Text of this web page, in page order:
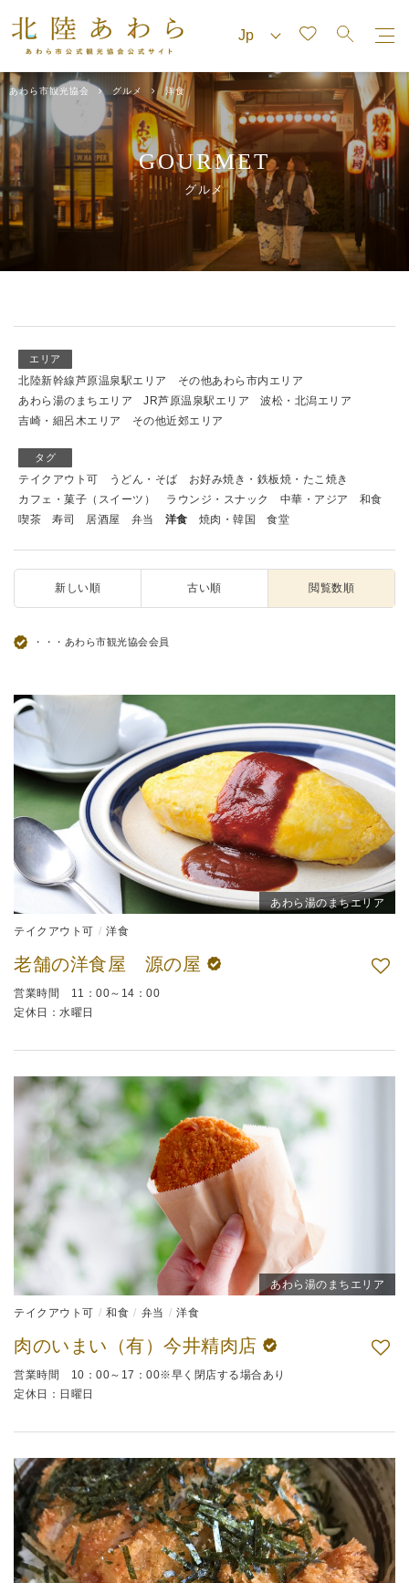
あわら市観光協会 グルメ 洋食
GOURMET
グルメ
エリア
北陸新幹線芦原温泉駅エリア
その他あわら市内エリア
あわら湯のまちエリア
JR芦原温泉駅エリア
波松・北潟エリア
吉崎・細呂木エリア
その他近郊エリア
タグ
テイクアウト可 うどん・そば
お好み焼き・鉄板焼・たこ焼き
カフェ・菓子（スイーツ）
ラウンジ・スナック 中華・アジア
和食
喫茶
寿司 居酒屋 弁当 洋食 焼肉・韓国 食堂
新しい順 古い順 閲覧数順
・・・あわら市観光協会会員
あわら湯のまちエリア
テイクアウト可 洋食
老舗の洋食屋 源の屋
営業時間 11：00～14：00
定休日：水曜日
あわら湯のまちエリア
テイクアウト可 和食 弁当 洋食
肉のいまい（有）今井精肉店
営業時間 10：00～17：00※早く閉店する場合あり
定休日：日曜日